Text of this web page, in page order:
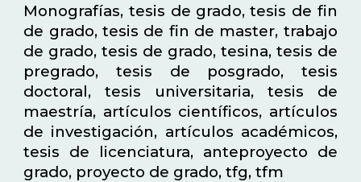
Monografías, tesis de grado, tesis de fin
de grado, tesis de fin de master, trabajo
de grado, tesis de grado, tesina, tesis de
pregrado, tesis de posgrado, tesis
doctoral, tesis universitaria, tesis de
maestría, artículos científicos, artículos
de investigación, artículos académicos,
tesis de licenciatura, anteproyecto de
grado, proyecto de grado, tfg, tfm